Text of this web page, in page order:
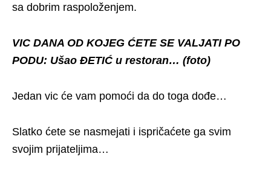
sa dobrim raspoloženjem.
VIC DANA OD KOJEG ĆETE SE VALJATI PO
PODU: Ušao ĐETIĆ u restoran… (foto)
Jedan vic će vam pomoći da do toga dođe…
Slatko ćete se nasmejati i ispričaćete ga svim
svojim prijateljima…